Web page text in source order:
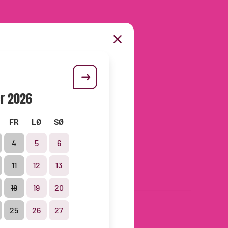
Din handlekurv
2026
FR LØ SØ
4 5 6
11 12 13
18 19 20
25 26 27